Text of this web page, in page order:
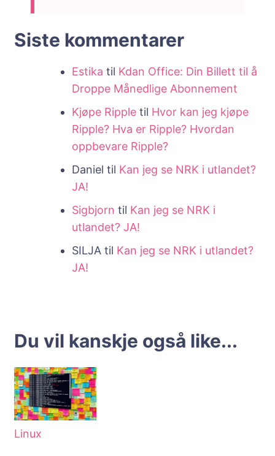
Siste kommentarer
Estika til Kdan Office: Din Billett til å
Droppe Månedlige Abonnement
Kjøpe Ripple til Hvor kan jeg kjøpe
Ripple? Hva er Ripple? Hvordan
oppbevare Ripple?
Daniel til Kan jeg se NRK i utlandet?
JA!
Sigbjorn til Kan jeg se NRK i
utlandet? JA!
SILJA til Kan jeg se NRK i utlandet?
JA!
Du vil kanskje også like...
Linux